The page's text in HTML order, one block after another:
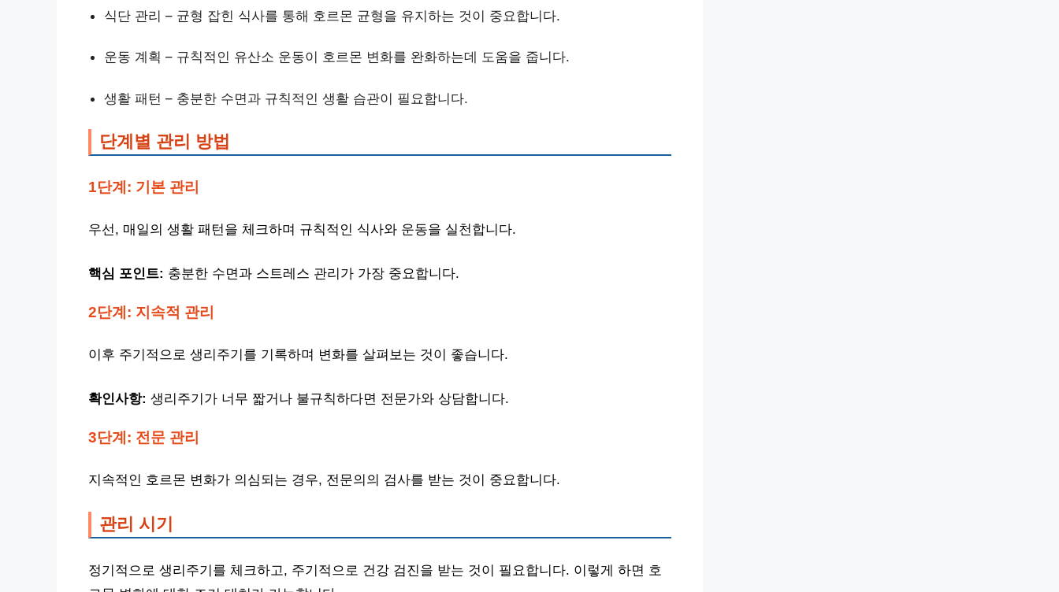
식단 관리 – 균형 잡힌 식사를 통해 호르몬 균형을 유지하는 것이 중요합니다.
운동 계획 – 규칙적인 유산소 운동이 호르몬 변화를 완화하는데 도움을 줍니다.
생활 패턴 – 충분한 수면과 규칙적인 생활 습관이 필요합니다.
단계별 관리 방법
1단계: 기본 관리
우선, 매일의 생활 패턴을 체크하며 규칙적인 식사와 운동을 실천합니다.
핵심 포인트: 충분한 수면과 스트레스 관리가 가장 중요합니다.
2단계: 지속적 관리
이후 주기적으로 생리주기를 기록하며 변화를 살펴보는 것이 좋습니다.
확인사항: 생리주기가 너무 짧거나 불규칙하다면 전문가와 상담합니다.
3단계: 전문 관리
지속적인 호르몬 변화가 의심되는 경우, 전문의의 검사를 받는 것이 중요합니다.
관리 시기
정기적으로 생리주기를 체크하고, 주기적으로 건강 검진을 받는 것이 필요합니다. 이렇게 하면 호